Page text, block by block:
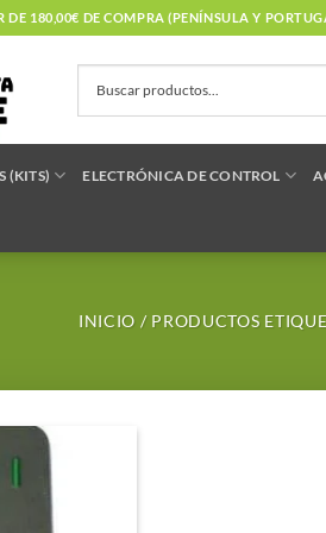
DE 180,00€ DE COMPRA (PENÍNSULA Y
(KITS) ELECTRÓNICA DE CONTROL
INICIO /PRODUCTOS